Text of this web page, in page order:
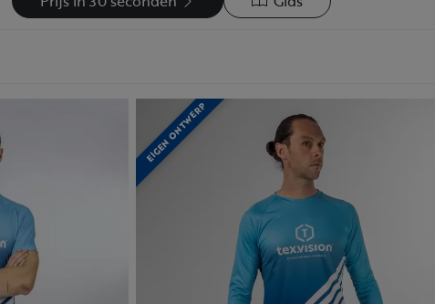
EIGEN ONTWERP